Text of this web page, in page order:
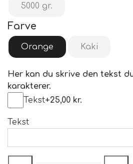
• kan bruges til alle
måneders alderen.
Farver: khaki, orange
Dimensioner: ca. 65 x 12 cm
Vægt: 2kg, 3kg, 4kg, 5kg
5000 gr.
Farve
Orange Kaki
Her kan du skrive den tekst
karakterer.
Tekst+25,00 kr.
Tekst